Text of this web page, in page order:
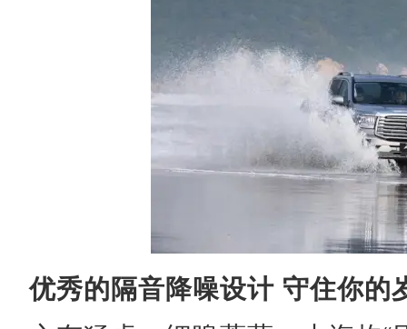
优秀的隔音降噪设计 守住你的